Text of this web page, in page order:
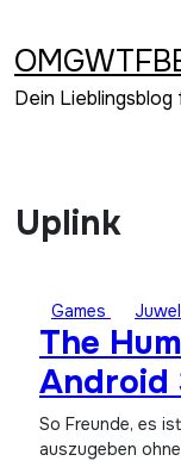
springen
Dein
Uplink
Games
The
Android
So Freunde, es ist mal wieder an der Zeit, Geld
auszugeben